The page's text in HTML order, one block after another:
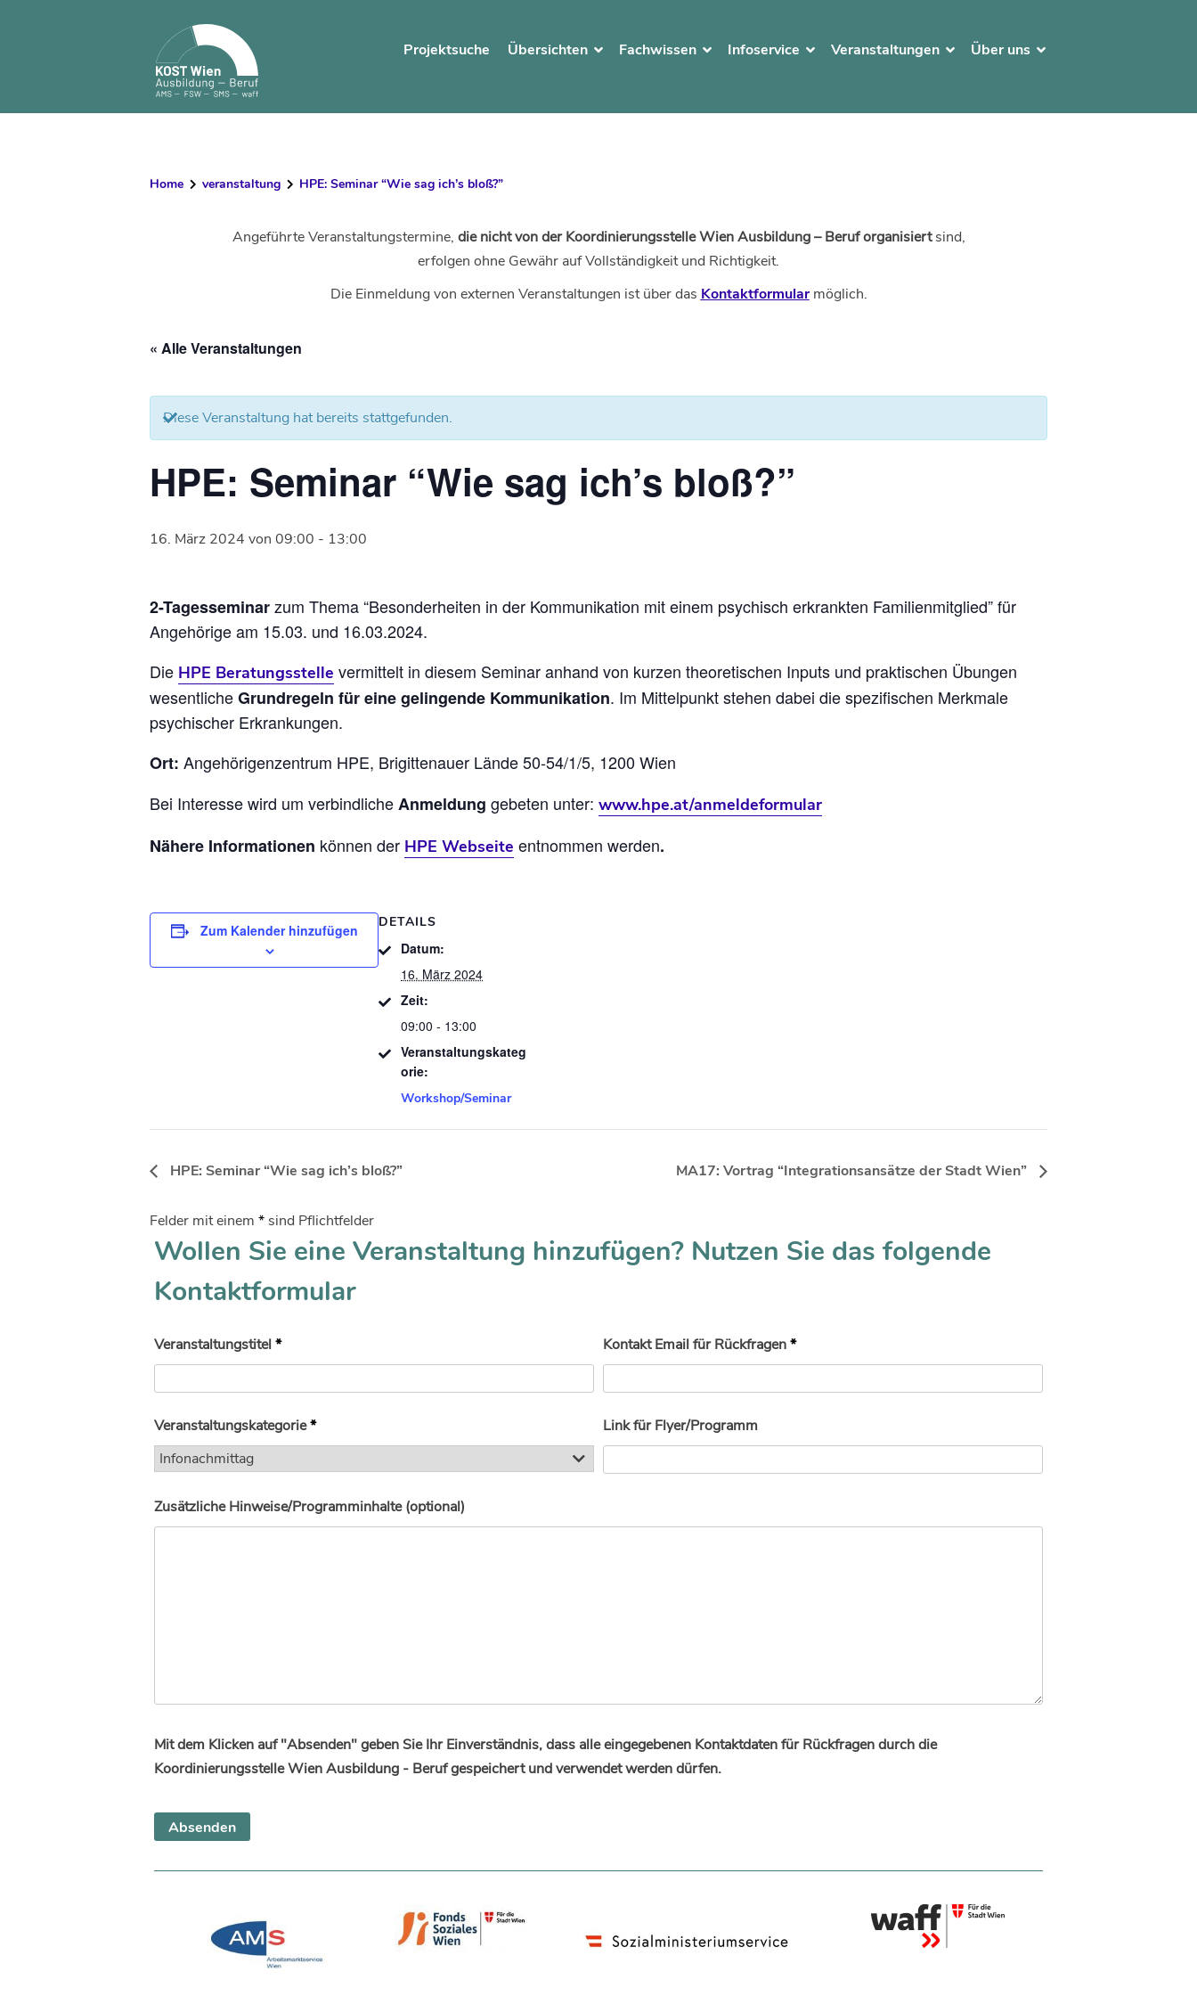
Projektsuche Übersichten Fachwissen Infoservice Veranstaltungen Über uns
Home veranstaltung HPE: Seminar “Wie sag ich’s bloß?”
Angeführte Veranstaltungstermine, die nicht von der Koordinierungsstelle Wien Ausbildung – Beruf organisiertsind,
erfolgen ohne Gewähr auf Vollständigkeit und Richtigkeit.
Die Einmeldung von externen Veranstaltungen ist über das Kontaktformularmöglich.
« Alle Veranstaltungen
Diese Veranstaltung hat bereits stattgefunden.
HPE: Seminar “Wie sag ich’s bloß?”
16. März 2024 von 09:00 - 13:00
2-Tagesseminarzum Thema “Besonderheiten in der Kommunikation mit einem psychisch erkrankten Familienmitglied” für
Angehörige am 15.03. und 16.03.2024.
Die HPE Beratungsstelle vermittelt in diesem Seminar anhand von kurzen theoretischen Inputs und praktischen Übungen
wesentlicheGrundregeln für eine gelingende Kommunikation. Im Mittelpunkt stehen dabei die spezifischen Merkmale
psychischer Erkrankungen.
Ort: Angehörigenzentrum HPE, Brigittenauer Lände 50-54/1/5, 1200 Wien
Bei Interesse wird um verbindlicheAnmeldung gebeten unter: www.hpe.at/anmeldeformular
Nähere Informationen können der HPE Webseite entnommen werden.
Zum Kalender hinzufügen DETAILS
Datum:
16. März 2024
Zeit:
09:00 - 13:00
Veranstaltungskateg
orie:
Workshop/Seminar
HPE: Seminar “Wie sag ich’s bloß?” MA17: Vortrag “Integrationsansätze der Stadt Wien”
Felder mit einem * sind Pflichtfelder
Wollen Sie eine Veranstaltung hinzufügen? Nutzen Sie das folgende
Kontaktformular
Veranstaltungstitel* Kontakt Email für Rückfragen*
Veranstaltungskategorie* Link für Flyer/Programm
Zusätzliche Hinweise/Programminhalte (optional)
Mit dem Klicken auf "Absenden" geben Sie Ihr Einverständnis, dass alle eingegebenen Kontaktdaten für Rückfragen durch die
Koordinierungsstelle Wien Ausbildung - Beruf gespeichert und verwendet werden dürfen.